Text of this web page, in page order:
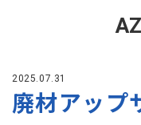
2025.07.31
廃材アップ